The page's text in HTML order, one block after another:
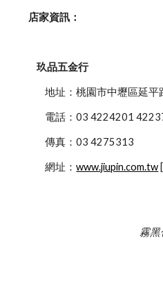
    店家資訊：
玖品五金行
地址：桃園市中壢區
電話：03 4224201
            傳真：03 4275313
            網址：
www.jiupin.com.tw [
霧黑